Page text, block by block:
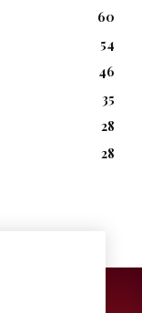
60
54
46
35
28
28